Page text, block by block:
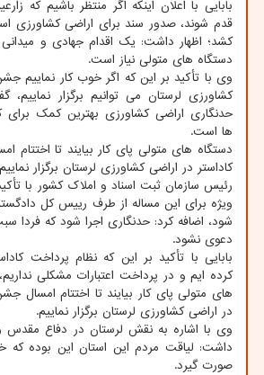
بابایی با اعلان اینکه اگر منتظر باشیم که
کشد؛ اظهار داشت: یک اقدام جهادی و
دستگاه های متولی نیاز است.
وی با تأکید بر این که اگر خوب کار نماییم
کشاورزی لرستان می توانیم برگزار نماییم،
حدنگاری اراضی کشاورزی بهترین کمک
ها است.
دستگاه های متولی پای کار بیایند تا
کاداستر در اراضی کشاورزی لرستان برگزار نماییم
رئیس سازمان ثبت اسناد و املاک کشور با
ویژه برای این مساله از طرف رییس کل
شود، اضافه کرد: حدنگاری اجرا شود که فردا
دعوی نشود.
بابایی با تأکید بر این که نظام پرداخت
کرده ایم و در پرداخت اعتبارات مشکلی
های متولی پای کار بیایند تا اختتام امسال
در اراضی کشاورزی لرستان برگزار نماییم.
وی با اشاره به نقش لرستان در دفاع مقدس و
داشت: لیاقت مردم این استان این بوده که
صورت گیرد.